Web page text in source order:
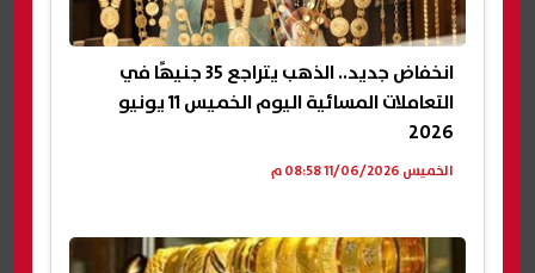
انخفاض جديد.. الذهب يتراجع 35 جنيهًا في
التعاملات المسائية اليوم الخميس 11 يونيو
2026
الخميس 11/06/2026 08:58 م